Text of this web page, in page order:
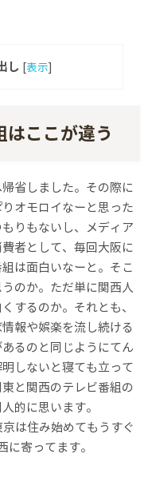
し [表示]
ここが違う
省しました。その際に
オモロイなーと思った
りもないし、メディア
者として、毎回大阪に
は面白いなーと。そこ
のか。ただ単に関西人
するのか。それとも、
報や娯楽を流し続ける
るのと同じようにてん
しないと寝ても立って
と関西のテレビ番組の
的に思います。
は住み始めてもうすぐ
寄ってます。